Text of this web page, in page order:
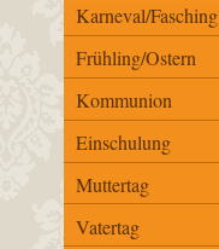
Karneval/Fasching
Frühling/Ostern
Kommunion
Einschulung
Muttertag
Vatertag